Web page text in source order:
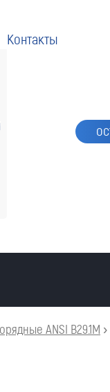
Контакты
ANSI B29.1M ›